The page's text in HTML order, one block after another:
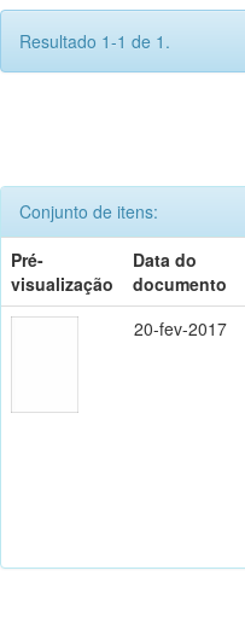
Resultado 1-1 de 1.
Conjunto de itens:
Pré-
visualização
Data do
documento
20-fev-2017